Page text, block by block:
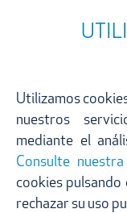
Utilizamos
nuestros
mediante el
Consulte
cookies
rechazar su uso